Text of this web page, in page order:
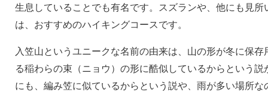
生息していることでも有名です。スズランや、他にも見所
は、おすすめのハイキングコースです。
入笠山というユニークな名前の由来は、山の形が冬に保
る稲わらの束（ニョウ）の形に酷似しているからという
にも、編み笠に似ているからという説や、雨が多い場所な